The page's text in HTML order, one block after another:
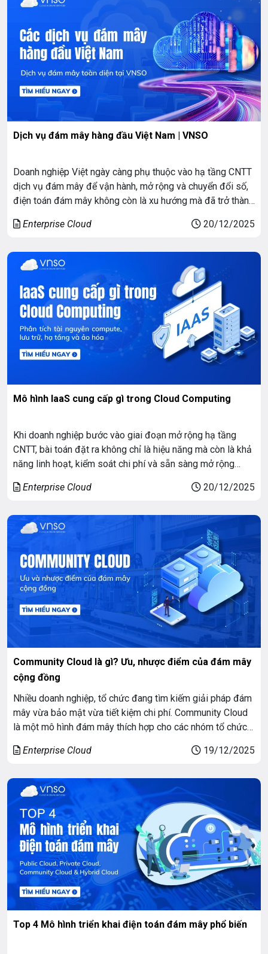
Dịch vụ đám mây hàng đầu Việt Nam | VNSO
Doanh nghiệp Việt ngày càng phụ thuộc vào hạ tầng CNTT
dịch vụ đám mây để vận hành, mở rộng và chuyển đổi số,
điện toán đám mây không còn là xu hướng mà đã trở thành
cloud”, mà là lựa […]
Enterprise Cloud 20/12/2025
Mô hình IaaS cung cấp gì trong Cloud Computing
Khi doanh nghiệp bước vào giai đoạn mở rộng hạ tầng
CNTT, bài toán đặt ra không chỉ là hiệu năng mà còn là khả
năng linh hoạt, kiểm soát chi phí và sẵn sàng mở rộng
Cloud Computing được xem là nền tảng […]
Enterprise Cloud 20/12/2025
Community Cloud là gì? Ưu, nhược điểm của đám mây
cộng đồng
Nhiều doanh nghiệp, tổ chức đang tìm kiếm giải pháp đám
mây vừa bảo mật vừa tiết kiệm chi phí. Community Cloud
là một mô hình đám mây thích hợp cho các nhóm tổ chức
tiêu chuẩn ngành). Bài viết này của […]
Enterprise Cloud 19/12/2025
Top 4 Mô hình triển khai điện toán đám mây phổ biến